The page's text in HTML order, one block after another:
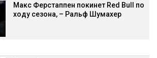
Макс Ферстаппен покинет Red Bull по
ходу сезона, – Ральф Шумахер